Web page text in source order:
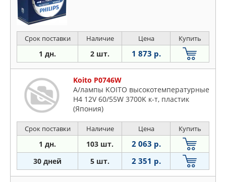
Срок поставки Наличие Цена Купить
1 дн. 2 шт. 1 873 р.
Koito P0746W
А/лампы KOITO высокотемпературные
H4 12V 60/55W 3700K к-т, пластик
(Япония)
Срок поставки Наличие Цена Купить
1 дн. 103 шт. 2 063 р.
30 дней 5 шт. 2 351 р.